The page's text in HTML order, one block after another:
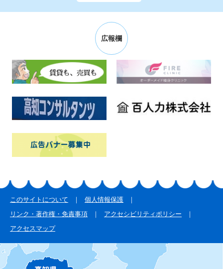
広報欄
このサイトについて
個人情報保護
リンク・著作権・免責事項
アクセシビリティポリシー
アクセスマップ